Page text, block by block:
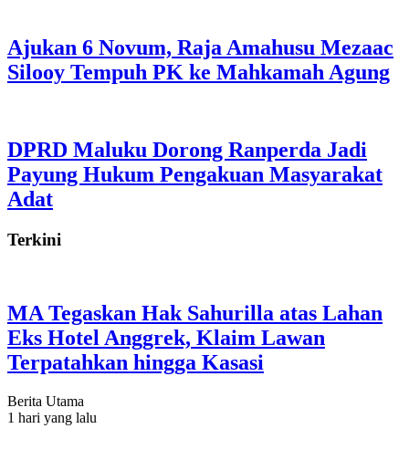
Ajukan 6 Novum, Raja Amahusu Mezaac
Silooy Tempuh PK ke Mahkamah Agung
DPRD Maluku Dorong Ranperda Jadi
Payung Hukum Pengakuan Masyarakat
Adat
Terkini
MA Tegaskan Hak Sahurilla atas Lahan
Eks Hotel Anggrek, Klaim Lawan
Terpatahkan hingga Kasasi
Berita Utama
1 hari yang lalu